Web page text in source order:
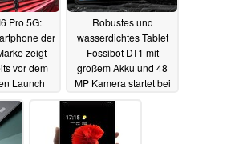
Pro 5G:
der
zeigt
vor dem
Launch
Robustes und
wasserdichtes Tablet
Fossibot DT1 mit
großem Akku und 48
MP Kamera startet bei
Geekmaxi mit Rabatt